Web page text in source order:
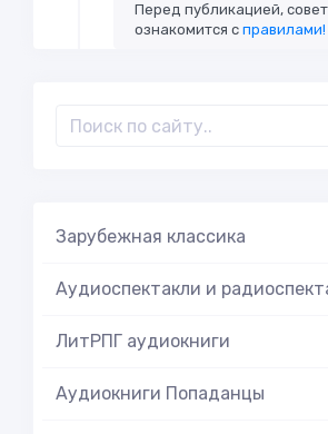
Перед публикацией,
ознакомится справилами!
Зарубежная классика
Аудиоспектакли и
ЛитРПГ аудиокниги
Аудиокниги Попаданцы